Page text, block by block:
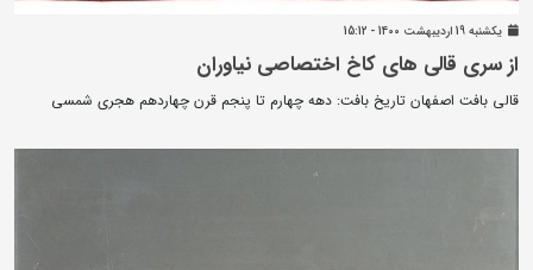
يکشنبه 19 ارديبهشت 1400 - 15:12
از سری قالی های کاخ اختصاصی نیاوران
قالی بافت اصفهان تاریخ بافت: دهه چهارم تا پنجم قرن چهاردهم هجری شمسی